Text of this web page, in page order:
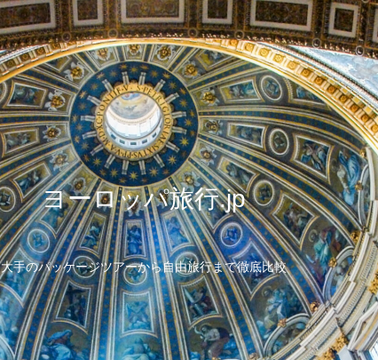
ヨーロッパ旅行.jp
大手のパッケージツアーから自由旅行まで徹底比較